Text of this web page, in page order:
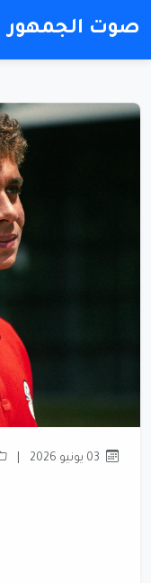
صوت الجمهور